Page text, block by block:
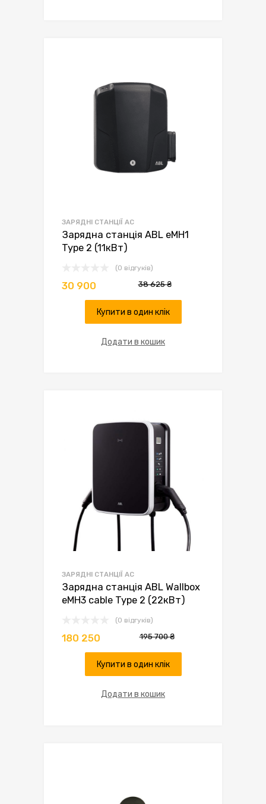
ЗАРЯДНІ СТАНЦІЇ AC
Зарядна станція ABL eMH1
Type 2 (11кВт)
(0 відгуків)
38 625₴
30 900
Купити в один клік
Додати в кошик
ЗАРЯДНІ СТАНЦІЇ AC
Зарядна станція ABL Wallbox
eMH3 cable Type 2 (22кВт)
(0 відгуків)
195 700₴
180 250
Купити в один клік
Додати в кошик